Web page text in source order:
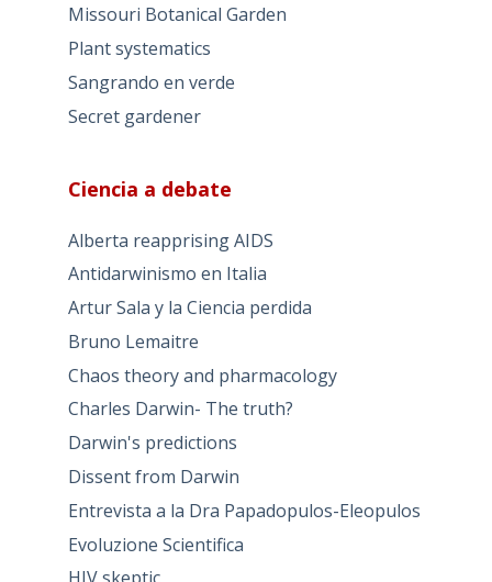
Missouri Botanical Garden
Plant systematics
Sangrando en verde
Secret gardener
Ciencia a debate
Alberta reapprising AIDS
Antidarwinismo en Italia
Artur Sala y la Ciencia perdida
Bruno Lemaitre
Chaos theory and pharmacology
Charles Darwin- The truth?
Darwin's predictions
Dissent from Darwin
Entrevista a la Dra Papadopulos-Eleopulos
Evoluzione Scientifica